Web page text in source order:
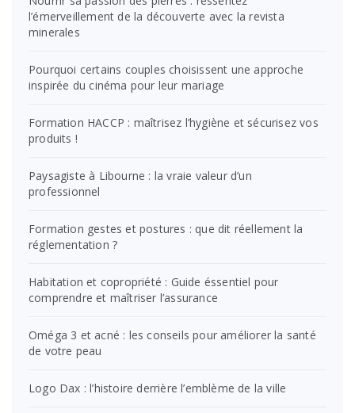
l’émerveillement de la découverte avec la revista
minerales
Pourquoi certains couples choisissent une approche
inspirée du cinéma pour leur mariage
Formation HACCP : maîtrisez l’hygiène et sécurisez vos
produits !
Paysagiste à Libourne : la vraie valeur d’un
professionnel
Formation gestes et postures : que dit réellement la
réglementation ?
Habitation et copropriété : Guide éssentiel pour
comprendre et maîtriser l’assurance
Oméga 3 et acné : les conseils pour améliorer la santé
de votre peau
Logo Dax : l’histoire derrière l’emblème de la ville